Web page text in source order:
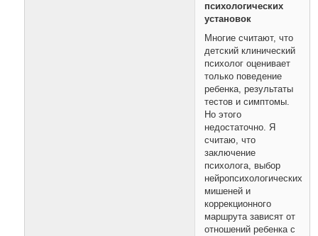
психологических
установок
Многие считают, что
детский клинический
психолог оценивает
только поведение
ребенка, результаты
тестов и симптомы.
Но этого
недостаточно. Я
считаю, что
заключение
психолога, выбор
нейропсихологических
мишеней и
коррекционного
маршрута зависят от
отношений ребенка с